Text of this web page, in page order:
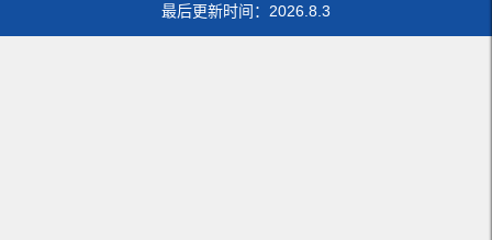
最后更新时间： 2026 8 3